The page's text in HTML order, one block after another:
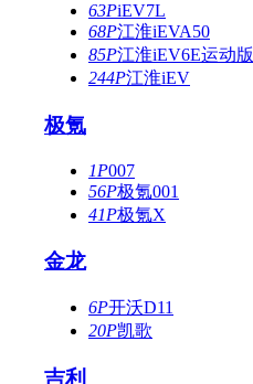
63PiEV7L
68P江淮iEVA50
85P江淮iEV6E运动版
244P江淮iEV
极氪
1P007
56P极氪001
41P极氪X
金龙
6P开沃D11
20P凯歌
吉利